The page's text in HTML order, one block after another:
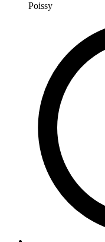
Poissy